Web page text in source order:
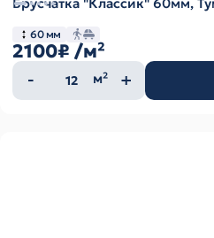
60 мм
2100₽ /м²
Количество
товара
м²